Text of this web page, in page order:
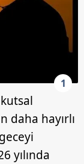
1
daha hayırlı
yılında